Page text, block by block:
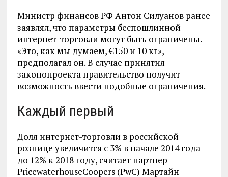
Министр финансов РФ Антон Силуанов ранее
заявлял, что параметры беспошлинной
интернет-торговли могут быть ограничены.
«Это, как мы думаем, €150 и 10 кг», —
предполагал он. В случае принятия
законопроекта правительство получит
возможность ввести подобные ограничения.
Каждый первый
Доля интернет-торговли в российской
рознице увеличится с 3% в начале 2014 года
до 12% к 2018 году, считает партнер
PricewaterhouseCoopers (PwC) Мартайн